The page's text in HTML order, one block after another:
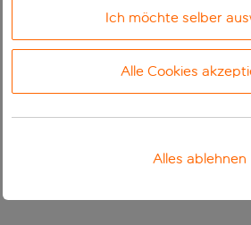
Ich möchte selber
Alle Cookies
Alles ablehnen